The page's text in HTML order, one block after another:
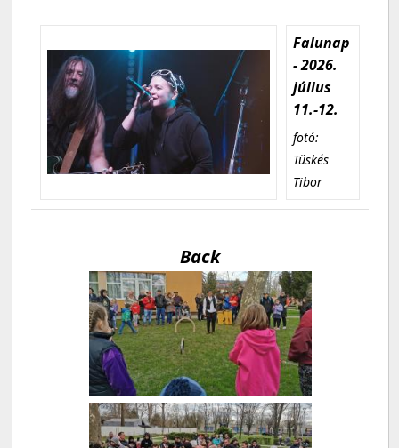
Falunap
- 2026.
július
11.-12.
fotó:
Tüskés
Tibor
Back